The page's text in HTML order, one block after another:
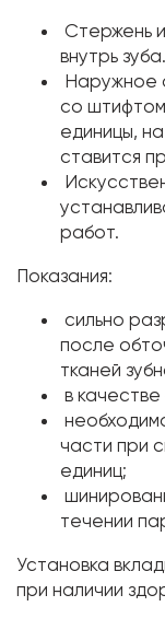
Стержень
внутрь зуба.
Наружное
со
единицы,
ставится
работ.
Показания:
сильно
после
тканей
в
части при
единиц;
течении
Установка
при наличии